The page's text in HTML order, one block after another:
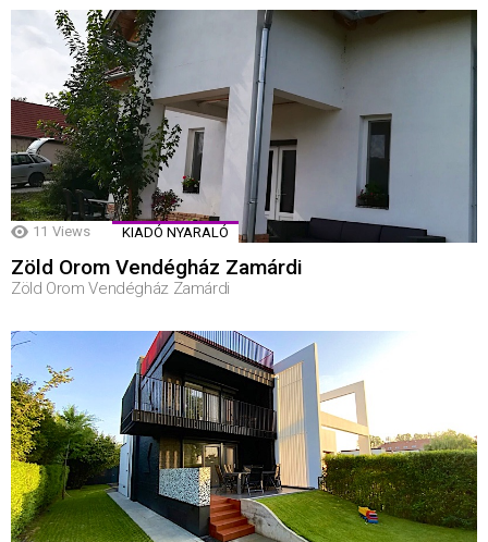
11 Views KIADÓ NYARALÓ
Zöld Orom Vendégház Zamárdi
Zöld Orom Vendégház Zamárdi